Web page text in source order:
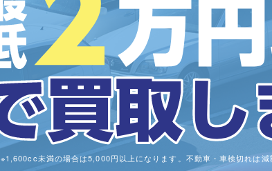
※1,600cc未満の場合は5,000円以上になります。不動車・車検切れは減